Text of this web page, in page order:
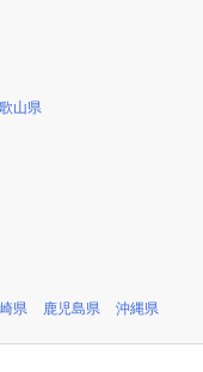
山県
県 鹿児島県 沖縄県